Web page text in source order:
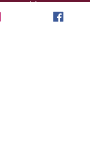
(geldig voor 5